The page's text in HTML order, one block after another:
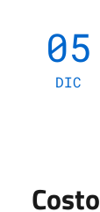
05
DIC
Costo